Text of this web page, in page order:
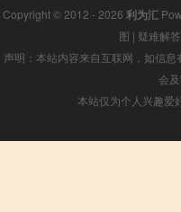
Copyright © 2012 - 2026 利为汇
图 | 疑难解答
声明：本站内容来自互联网，如信
会
本站仅为个人兴趣爱